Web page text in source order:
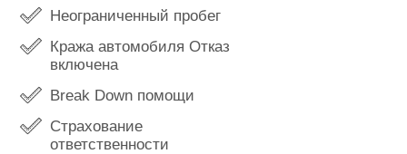
Неограниченный пробег
Кража автомобиля Отказ
включена
Break Down помощи
Страхование
ответственности